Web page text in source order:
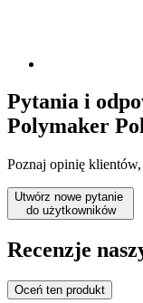
Pytania i
Polymaker
Poznaj opinię
Utwórz nowe pytanie
do użytkowników
Recenzje
Oceń ten produkt